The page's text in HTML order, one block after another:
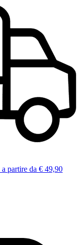
a partire da € 49,90